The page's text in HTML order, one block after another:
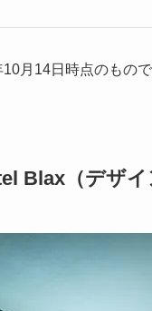
月14日時点のもの
Blax（デザ